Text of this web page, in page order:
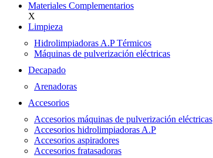
Materiales Complementarios
X
Limpieza
Hidrolimpiadoras A.P Térmicos
Máquinas de pulverización eléctricas
Decapado
Arenadoras
Accesorios
Accesorios máquinas de pulverización eléctricas
Accesorios hidrolimpiadoras A.P
Accesorios aspiradores
Accesorios fratasadoras